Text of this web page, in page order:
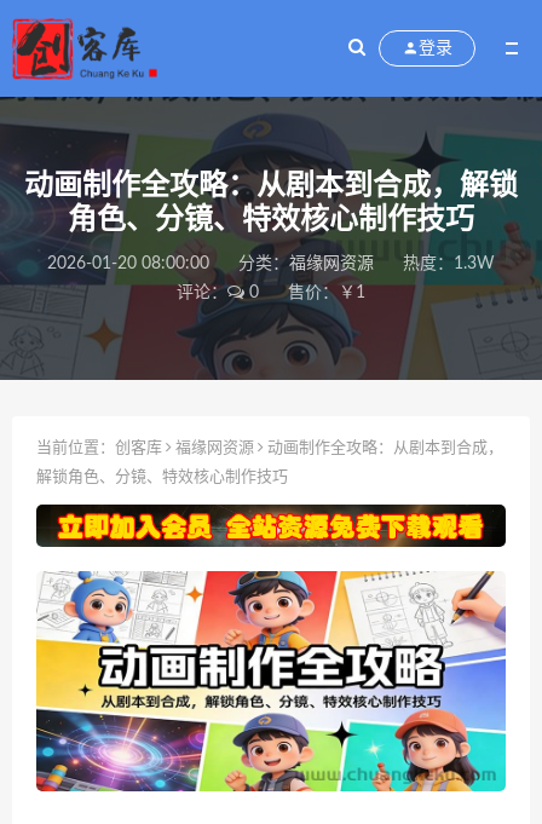
登录
动画制作全攻略：从剧本到合成，解锁
角色、分镜、特效核心制作技巧
2026-01-20 08:00:00 分类： 福缘网资源
热度：1.3W
评论：
0 售价：￥1
当前位置： 创客库 福缘网资源
动画制作全攻略：从剧本到合成，
解锁角色、分镜、特效核心制作技巧